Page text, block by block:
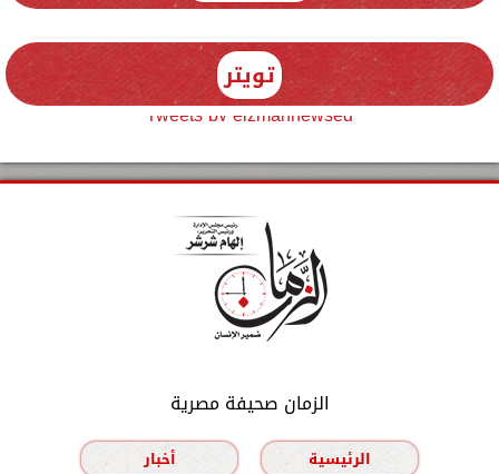
تويتر
Tweets by elzmannewseg
الزمان صحيفة مصرية
الرئيسية
أخبار